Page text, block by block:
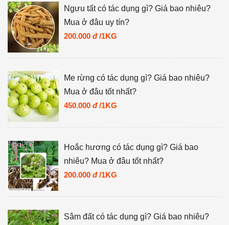
Ngưu tất có tác dụng gì? Giá bao nhiêu?
Mua ở đâu uy tín?
200.000 đ /1KG
Me rừng có tác dụng gì? Giá bao nhiêu?
Mua ở đâu tốt nhất?
450.000 đ /1KG
Hoắc hương có tác dụng gì? Giá bao
nhiêu? Mua ở đâu tốt nhất?
200.000 đ /1KG
Sâm đất có tác dụng gì? Giá bao nhiêu?